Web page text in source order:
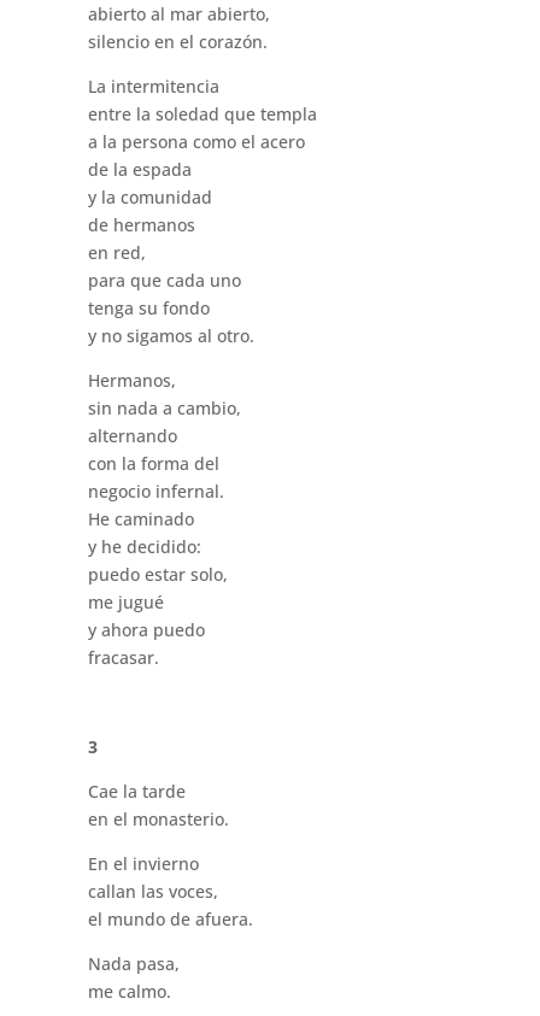
abierto al mar abierto,
silencio en el corazón.
La intermitencia
entre la soledad que templa
a la persona como el acero
de la espada
y la comunidad
de hermanos
en red,
para que cada uno
tenga su fondo
y no sigamos al otro.
Hermanos,
sin nada a cambio,
alternando
con la forma del
negocio infernal.
He caminado
y he decidido:
puedo estar solo,
me jugué
y ahora puedo
fracasar.
3
Cae la tarde
en el monasterio.
En el invierno
callan las voces,
el mundo de afuera.
Nada pasa,
me calmo.